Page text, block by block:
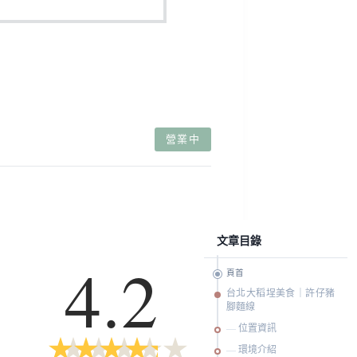
營業中
4.2
★
★ ★
★ ★
★ ★
★ ★
★
文章目錄
頁首
台北大稻埕美食｜許仔豬
腳麵線
位置資訊
環境介紹